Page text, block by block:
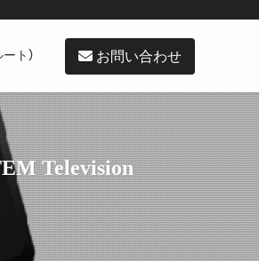
ト） お問い合わせ
Television